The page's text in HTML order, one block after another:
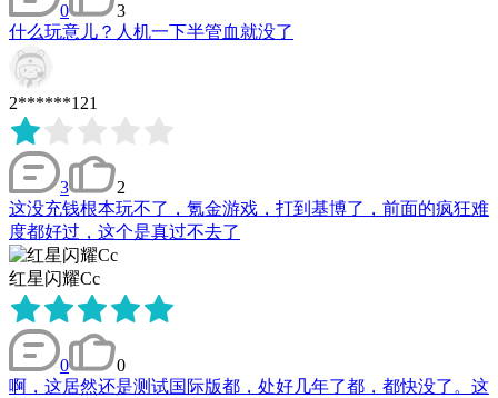
0
3
什么玩意儿？人机一下半管血就没了
2******121
3
2
这没充钱根本玩不了，氪金游戏，打到基博了，前面的疯狂难
度都好过，这个是真过不去了
红星闪耀Cc
0
0
啊，这居然还是测试国际版都，处好几年了都，都快没了。这